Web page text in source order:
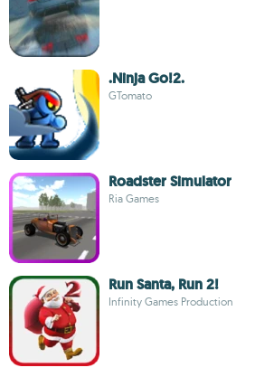
.Ninja Go!2.
GTomato
Roadster Simulator
Ria Games
Run Santa, Run 2!
Infinity Games Production